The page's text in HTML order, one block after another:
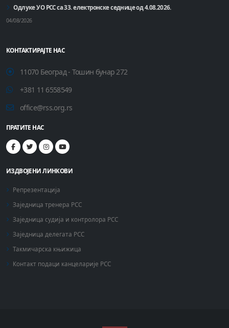
Одлуке УО РСС са 33. електронске седнице од 4.08.2026.
04/08/2026
КОНТАКТИРАЈТЕ НАС
11070 Београд - Тошин бунар 272
+381 11 6558549
office@rss.org.rs
ПРАТИТЕ НАС
ИЗДВОЈЕНИ ЛИНКОВИ
Репрезентација
Заједница тренера РСС
Заједница судија и контролора РСС
Заједница делегата РСС
Такмичарска књижица
Контакт подаци канцеларије РСС